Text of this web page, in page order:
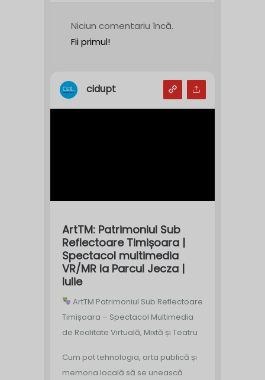
Niciun comentariu încă.
Fii primul!
cidupt
ArtTM: Patrimoniul Sub
Reflectoare Timișoara |
Spectacol multimedia
VR/MR la Parcul Jecza |
Iulie
ArtTM Patrimoniul Sub Reflectoare
Timișoara – Spectacol Multimedia
de Realitate Virtuală, Mixtă și Teatru
Cum pot tehnologia, arta publică și
memoria locală să se unească